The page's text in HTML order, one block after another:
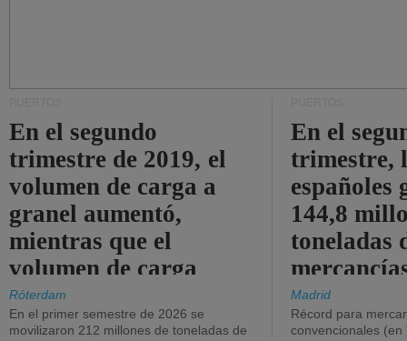
En el segundo
trimestre de 2019, el
volumen de carga a
granel aumentó,
mientras que el
volumen de carga
general disminuyó.
Róterdam
En el primer semestre de 2026 se
movilizaron 212 millones de toneladas de
En el
trimestre,
españoles
144,8
toneladas
Madrid
Récord para
convencionales (en